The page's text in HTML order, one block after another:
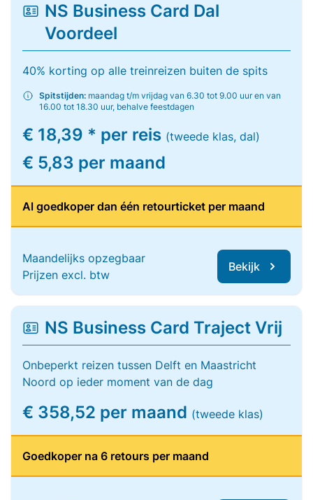
NS Business Card Dal
Voordeel
40% korting op alle treinreizen buiten de spits
Spitstijden: maandag t/m vrijdag van 6.30 tot 9.00 uur en van
16.00 tot 18.30 uur, behalve feestdagen
€ 18,39 * per reis (tweede klas, dal)
€ 5,83 per maand
Al goedkoper dan één retourticket per maand
Maandelijks opzegbaar
Prijzen excl. btw
Bekijk
NS Business Card Traject Vrij
Onbeperkt reizen tussen Delft en Maastricht
Noord op ieder moment van de dag
€ 358,52 per maand (tweede klas)
Goedkoper na 6 retours per maand